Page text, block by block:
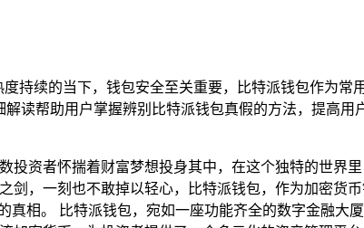
持续的当下，钱包安全至关重要，比特派钱包作为常
读帮助用户掌握辨别比特派钱包真假的方法，提高用
资者怀揣着财富梦想投身其中，在这个独特的世界
，一刻也不敢掉以轻心，比特派钱包，作为加密货
相。 比特派钱包，宛如一座功能齐全的数字金融大